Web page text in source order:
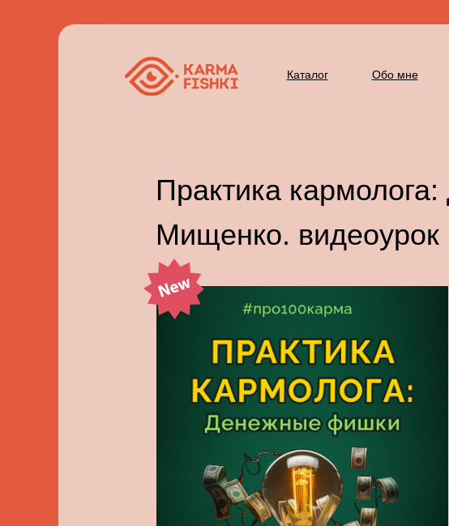
Каталог Обо мне
Практика
Мищенко. видеоурок